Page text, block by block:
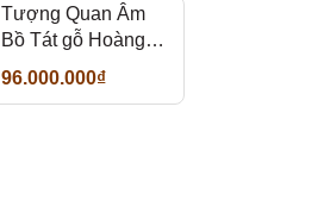
Tượng Quan Âm
Bồ Tát gỗ Hoàng
Đàn
96.000.000₫